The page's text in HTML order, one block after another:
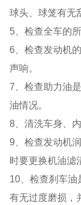
球头、球笼有无
5、检查全车的
6、检查发动机
声响。
7、检查助力油
油情况。
8、清洗车身、
9、检查发动机
时要更换机油滤
10、检查刹车
有无过度磨损，